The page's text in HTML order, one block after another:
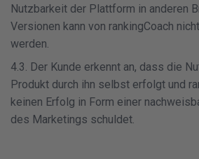
Nutzbarkeit der Plattform in anderen
Versionen kann von rankingCoach
werden.
4.3. Der Kunde erkennt an, dass die
Produkt durch ihn selbst erfolgt und
keinen Erfolg in Form einer
des Marketings schuldet.